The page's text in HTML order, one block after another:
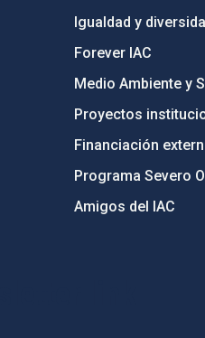
Igualdad y
Forever IAC
Medio Ambiente y
Proyectos
Financiación
Programa Severo
Amigos del IAC